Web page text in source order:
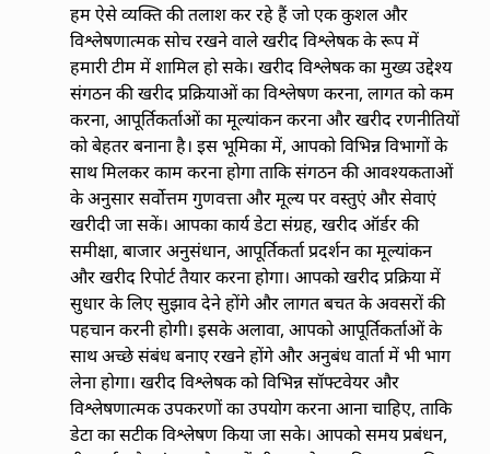
हम ऐसे व्यक्ति की तलाश कर रहे हैं जो एक कुशल और
विश्लेषणात्मक सोच रखने वाले खरीद विश्लेषक के रूप में
हमारी टीम में शामिल हो सके। खरीद विश्लेषक का मुख्य उद्देश्य
संगठन की खरीद प्रक्रियाओं का विश्लेषण करना, लागत को कम
करना, आपूर्तिकर्ताओं का मूल्यांकन करना और खरीद रणनीतियों
को बेहतर बनाना है। इस भूमिका में, आपको विभिन्न विभागों के
साथ मिलकर काम करना होगा ताकि संगठन की आवश्यकताओं
के अनुसार सर्वोत्तम गुणवत्ता और मूल्य पर वस्तुएं और सेवाएं
खरीदी जा सकें। आपका कार्य डेटा संग्रह, खरीद ऑर्डर की
समीक्षा, बाजार अनुसंधान, आपूर्तिकर्ता प्रदर्शन का मूल्यांकन
और खरीद रिपोर्ट तैयार करना होगा। आपको खरीद प्रक्रिया में
सुधार के लिए सुझाव देने होंगे और लागत बचत के अवसरों की
पहचान करनी होगी। इसके अलावा, आपको आपूर्तिकर्ताओं के
साथ अच्छे संबंध बनाए रखने होंगे और अनुबंध वार्ता में भी भाग
लेना होगा। खरीद विश्लेषक को विभिन्न सॉफ्टवेयर और
विश्लेषणात्मक उपकरणों का उपयोग करना आना चाहिए, ताकि
डेटा का सटीक विश्लेषण किया जा सके। आपको समय प्रबंधन,